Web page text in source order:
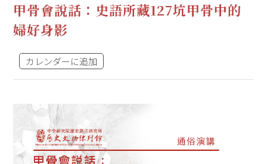
甲骨會說話：史語所藏127坑甲骨中的
婦好身影
カレンダーに追加